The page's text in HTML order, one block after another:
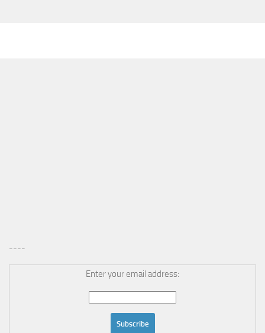
----
Enter your email address: